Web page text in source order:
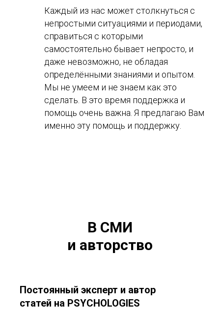
Каждый из нас может столкнуться с
непростыми ситуациями и периодами,
справиться с которыми
самостоятельно бывает непросто, и
даже невозможно, не обладая
определёнными знаниями и опытом.
Мы не умеем и не знаем как это
сделать. В это время поддержка и
помощь очень важна. Я предлагаю Вам
именно эту помощь и поддержку.
В СМИ
и авторство
Постоянный эксперт и автор
статей на PSYCHOLOGIES